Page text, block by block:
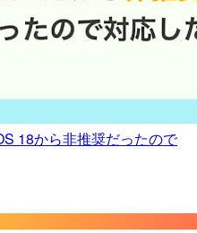
18から非推奨だったので